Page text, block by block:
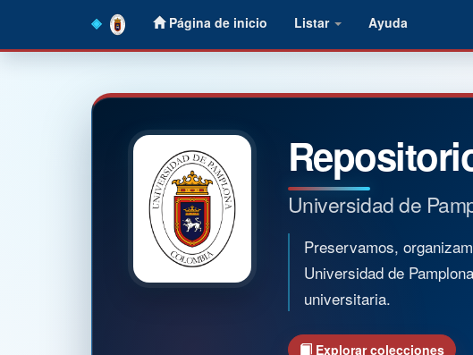
Página de inicio Listar Ayuda
Universidad de
Preservamos,
Universidad de
universitaria.
Explorar colecciones